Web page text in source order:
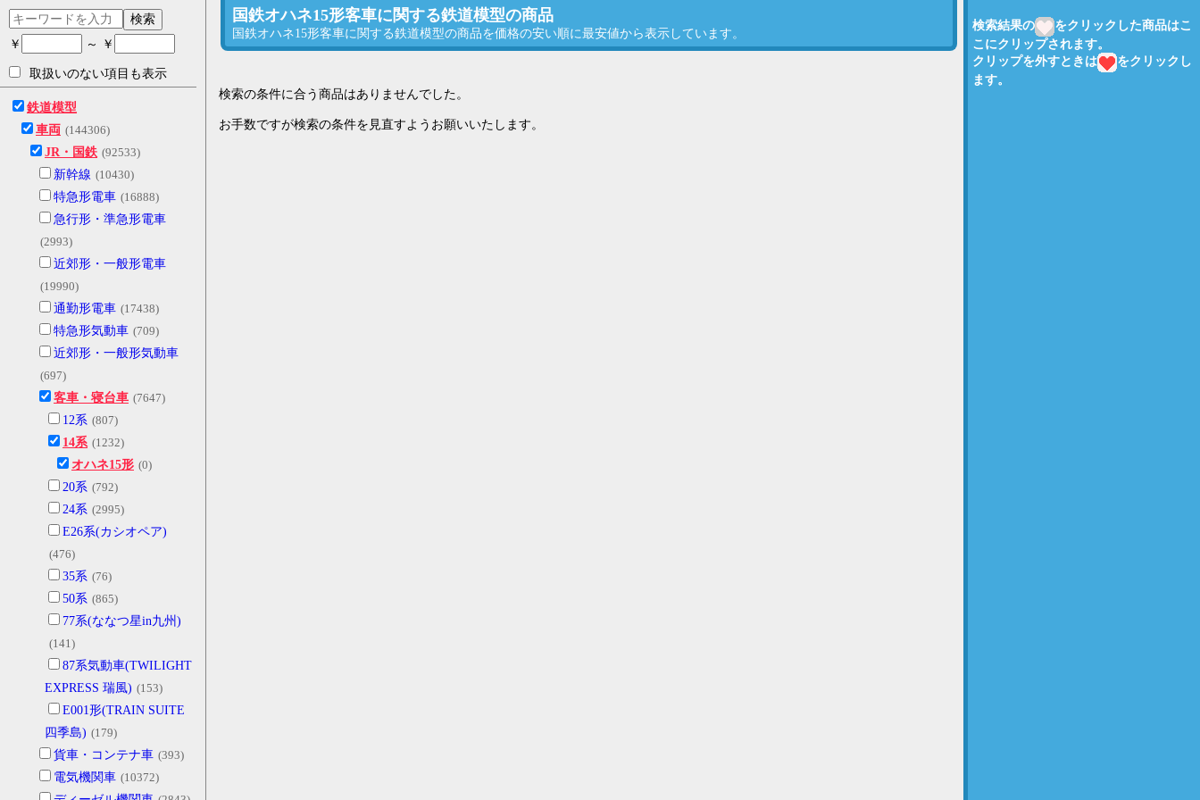
検索
￥ ～ ￥
取扱いのない項目も表示
鉄道模型
車両 (144306)
JR・国鉄 (92533)
新幹線 (10430)
特急形電車 (16888)
急行形・準急形電車
(2993)
近郊形・一般形電車
(19990)
通勤形電車 (17438)
特急形気動車 (709)
近郊形・一般形気動車
(697)
客車・寝台車 (7647)
12系 (807)
14系 (1232)
オハネ15形 (0)
20系 (792)
24系 (2995)
E26系(カシオペア)
(476)
35系 (76)
50系 (865)
77系(ななつ星in九州)
(141)
87系気動車(TWILIGHT
EXPRESS 瑞風) (153)
E001形(TRAIN SUITE
四季島) (179)
貨車・コンテナ車 (393)
電気機関車 (10372)
検索結果の
をクリックした商品はこ
こにクリップされます。
クリップを外すときは
をクリックし
ます。
国鉄オハネ15形客車に関する鉄道模型の商品
国鉄オハネ15形客車に関する鉄道模型の商品を価格の安い順に最安値から表示しています。
検索の条件に合う商品はありませんでした。
お手数ですが検索の条件を見直すようお願いいたします。